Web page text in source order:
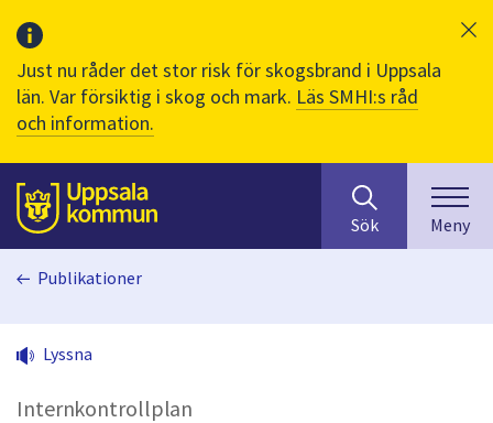
Just nu råder det stor risk för skogsbrand i Uppsala
län. Var försiktig i skog och mark. Läs SMHI:s råd
och information.
Till sidans
huvudinnehåll
efter
innehåll
på
Sök Meny
Publikationer
Lyssna
Internkontrollplan